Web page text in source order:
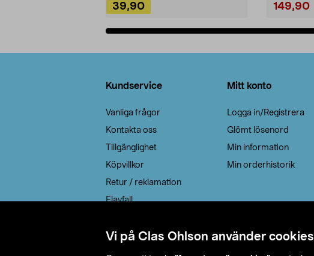
Vi på Clas Ohlson använder cookies
39,90 149,90
Kundservice
Vanliga frågor
Kontakta oss
Tillgänglighet
Köpvillkor
Retur / reklamation
Elavfall
Leveransalternativ
Mitt konto
Logga in/Registrera
Glömt lösenord
Min information
Min orderhistorik